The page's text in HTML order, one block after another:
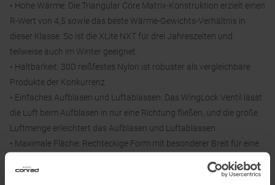
• Hohe Wärme: Die Triangular Core Matrix-Konstruktion erzielt einen
R-Wert von 4,5 sowie das beste Wärme-Gewichts-Verhältnis in
dieser Klasse. So ist die XLite NXT für drei Jahreszeiten und
teilweise auch im Winter geeignet
• Haltbarkeit: 30D reißfestes Nylon ist robuster als vergleichbare
Produkte der Konkurrenz
• Einfaches Aufblasen und Luftablassen: Das WingLock Ventil lässt
die Luft beim Aufblasen in nur eine Richtung fließen, und die große
Luftmenge erleichtert das Aufblasen und Luftablassen
• Maximale Fläche: Rechteckige Form mit besonderer Breit für eine
noch größere Schlaffläche und noch mehr Komfort (nur XLite NXT
MAX)